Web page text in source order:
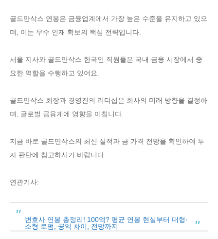
골드만삭스 연봉은 금융업계에서 가장 높은 수준을 유지하고 있으
며, 이는 우수 인재 확보의 핵심 전략입니다.
서울 지사와 골드만삭스 한국인 직원들은 국내 금융 시장에서 중
요한 역할을 수행하고 있어요.
골드만삭스 회장과 경영진의 리더십은 회사의 미래 방향을 결정하
며, 글로벌 금융계에 영향을 미칩니다.
지금 바로 골드만삭스의 최신 실적과 금 가격 전망을 확인하여 투
자 판단에 참고하시기 바랍니다.
연관기사:
변호사 연봉 총정리! 100억? 평균 연봉 현실부터 대형·
소형 로펌, 공익 차이, 전망까지